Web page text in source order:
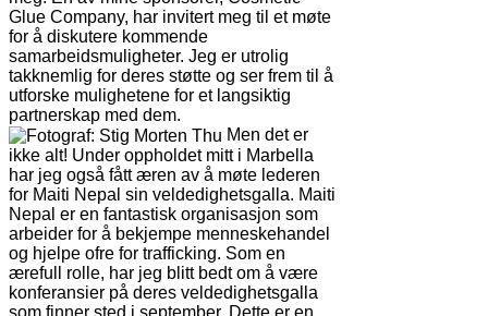
Glue Company, har invitert meg til et møte
for å diskutere kommende
samarbeidsmuligheter. Jeg er utrolig
takknemlig for deres støtte og ser frem til å
utforske mulighetene for et langsiktig
partnerskap med dem.
Men det er
ikke alt! Under oppholdet mitt i Marbella
har jeg også fått æren av å møte lederen
for Maiti Nepal sin veldedighetsgalla. Maiti
Nepal er en fantastisk organisasjon som
arbeider for å bekjempe menneskehandel
og hjelpe ofre for trafficking. Som en
ærefull rolle, har jeg blitt bedt om å være
konferansier på deres veldedighetsgalla
som finner sted i september. Dette er en